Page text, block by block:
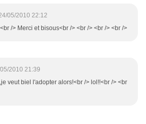
05/2010 22:12
/> Merci et bisous<br /> <br /> <br /> <br />
2010 21:39
veut biel l'adopter alors!<br /> lol!!<br /> <br